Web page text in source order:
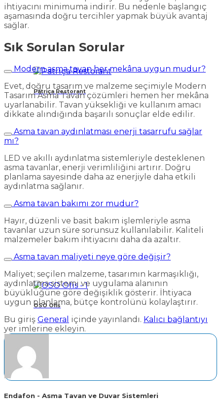
Patriça Restorant
OSO Ofis
ihtiyacını minimuma indirir. Bu nedenle başlangıç
aşamasında doğru tercihler yapmak büyük avantaj
sağlar.
Sık Sorulan Sorular
Modern asma tavan her mekâna uygun mudur?
Evet, doğru tasarım ve malzeme seçimiyle Modern
Tasarım Asma Tavan çözümleri hemen her mekâna
uyarlanabilir. Tavan yüksekliği ve kullanım amacı
dikkate alındığında başarılı sonuçlar elde edilir.
Asma tavan aydınlatması enerji tasarrufu sağlar
mı?
LED ve akıllı aydınlatma sistemleriyle desteklenen
asma tavanlar, enerji verimliliğini artırır. Doğru
planlama sayesinde daha az enerjiyle daha etkili
aydınlatma sağlanır.
Asma tavan bakımı zor mudur?
Hayır, düzenli ve basit bakım işlemleriyle asma
tavanlar uzun süre sorunsuz kullanılabilir. Kaliteli
malzemeler bakım ihtiyacını daha da azaltır.
Asma tavan maliyeti neye göre değişir?
Maliyet; seçilen malzeme, tasarımın karmaşıklığı,
aydınlatma sistemi ve uygulama alanının
büyüklüğüne göre değişiklik gösterir. İhtiyaca
uygun planlama, bütçe kontrolünü kolaylaştırır.
Bu giriş General içinde yayınlandı. Kalıcı bağlantıyı
yer imlerine ekleyin.
Endafon - Asma Tavan ve Duvar Sistemleri